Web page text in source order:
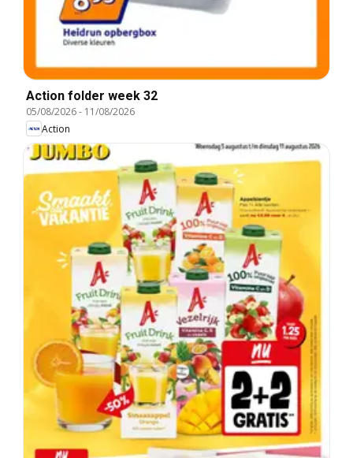
Action folder week 32
05/08/2026- 11/08/2026
Action